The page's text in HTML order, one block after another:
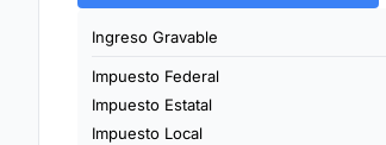
Ingreso Gravable
Impuesto Federal
Impuesto Estatal
Impuesto Local